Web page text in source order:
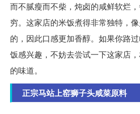
而不腻瘦而不柴，炖卤的咸鲜软烂
穷。这家店的米饭煮得非常独特，
的，因此口感更加香醇。如果你路
饭感兴趣，不妨去尝试一下这家店
的味道。
正宗马站上窑狮子头咸菜原料